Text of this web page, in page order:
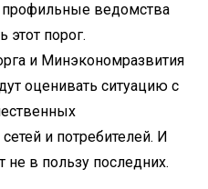
профильные ведомства
этот порог.
и Минэкономразвития
оценивать ситуацию с
и потребителей. И
не в пользу последних.